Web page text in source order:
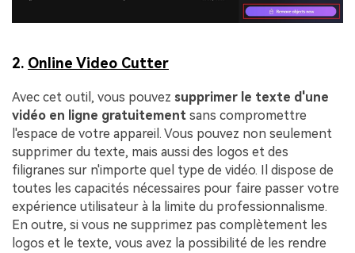
2. Online Video Cutter
Avec cet outil, vous pouvez supprimer le texte d'une
vidéo en ligne gratuitement sans compromettre
l'espace de votre appareil. Vous pouvez non seulement
supprimer du texte, mais aussi des logos et des
filigranes sur n'importe quel type de vidéo. Il dispose de
toutes les capacités nécessaires pour faire passer votre
expérience utilisateur à la limite du professionnalisme.
En outre, si vous ne supprimez pas complètement les
logos et le texte, vous avez la possibilité de les rendre